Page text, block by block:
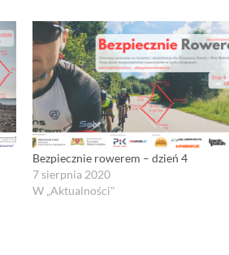
Bezpiecznie rowerem – dzień 4
7 sierpnia 2020
W „Aktualności"